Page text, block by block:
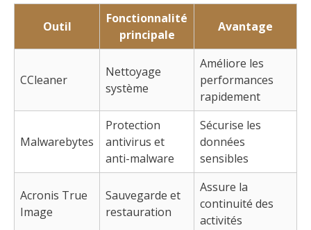
Outil
Fonctionnalité
principale
Avantage
CCleaner
Nettoyage
système
Améliore les
performances
rapidement
Malwarebytes
Protection
antivirus et
anti-malware
Sécurise les
données
sensibles
Acronis True
Image
Sauvegarde et
restauration
Assure la
continuité des
activités